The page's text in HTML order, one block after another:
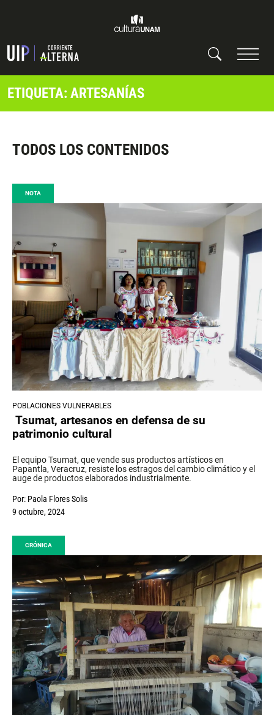
ETIQUETA: ARTESANÍAS
TODOS LOS CONTENIDOS
NOTA
POBLACIONES VULNERABLES
Tsumat, artesanos en defensa de su
patrimonio cultural
El equipo Tsumat, que vende sus productos artísticos en
Papantla, Veracruz, resiste los estragos del cambio climático y el
auge de productos elaborados industrialmente.
Por: Paola Flores Solis
9 octubre, 2024
CRÓNICA